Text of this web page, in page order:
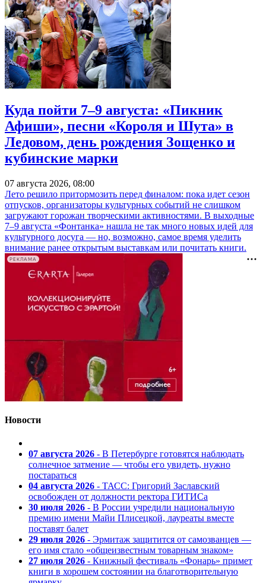
Куда пойти 7–9 августа: «Пикник
Афиши», песни «Короля и Шута» в
Ледовом, день рождения Зощенко и
кубинские марки
07 августа 2026, 08:00
Лето решило притормозить перед финалом: пока идет сезон
отпусков, организаторы культурных событий не слишком
загружают горожан творческими активностями. В выходные
7–9 августа «Фонтанка» нашла не так много новых идей для
культурного досуга — но, возможно, самое время уделить
внимание ранее открытым выставкам или почитать книги.
РЕКЛАМА
Новости
07 августа 2026 - В Петербурге готовятся наблюдать
солнечное затмение — чтобы его увидеть, нужно
постараться
04 августа 2026 - ТАСС: Григорий Заславский
освобожден от должности ректора ГИТИСа
30 июля 2026 - В России учредили национальную
премию имени Майи Плисецкой, лауреаты вместе
поставят балет
29 июля 2026 - Эрмитаж защитится от самозванцев —
его имя стало «общеизвестным товарным знаком»
27 июля 2026 - Книжный фестиваль «Фонарь» примет
книги в хорошем состоянии на благотворительную